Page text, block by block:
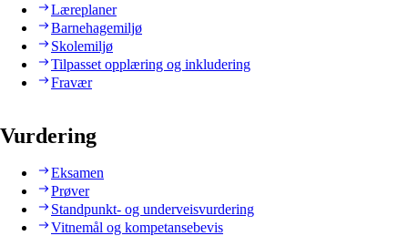
Læreplaner
Barnehagemiljø
Skolemiljø
Tilpasset opplæring og inkludering
Fravær
Vurdering
Eksamen
Prøver
Standpunkt- og underveisvurdering
Vitnemål og kompetansebevis